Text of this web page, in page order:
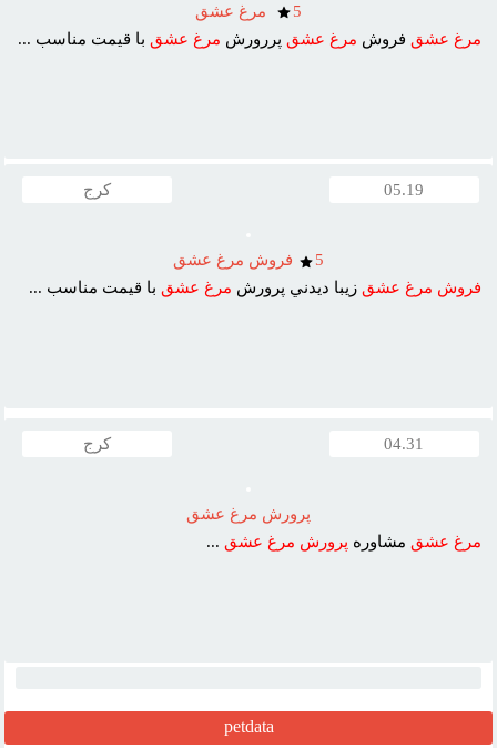
5
مرغ عشق
مرغ عشق فروش مرغ عشق پررورش مرغ عشق با قيمت مناسب ...
05.19 کرج
5
فروش مرغ عشق
فروش مرغ عشق زيبا ديدني پرورش مرغ عشق با قيمت مناسب ...
04.31 کرج
پرورش مرغ عشق
مرغ عشق مشاوره پرورش مرغ عشق ...
petdata